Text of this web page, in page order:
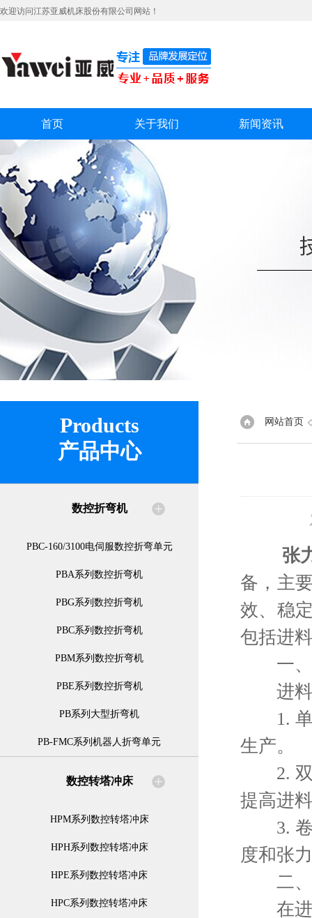
欢迎访问江苏亚威机床股份有限公司网站！
首页 关于我们 新闻资讯
Products
产品中心
数控折弯机
PBC-160/3100电伺服数控折弯单元
PBA系列数控折弯机
PBG系列数控折弯机
PBC系列数控折弯机
PBM系列数控折弯机
PBE系列数控折弯机
PB系列大型折弯机
PB-FMC系列机器人折弯单元
数控转塔冲床
HPM系列数控转塔冲床
HPH系列数控转塔冲床
HPE系列数控转塔冲床
HPC系列数控转塔冲床
网站首页
张
备，主
效、稳
包括进
一、
进料
1. 单
生产。
2. 双
提高进
3. 卷
度和张
二、
在进